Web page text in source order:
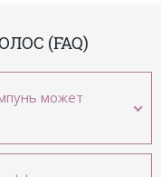
(FAQ)
может